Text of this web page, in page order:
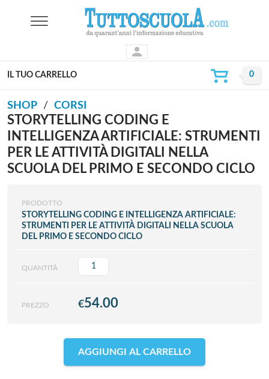
IL TUO CARRELLO
SHOP CORSI
STORYTELLING CODING E
INTELLIGENZA ARTIFICIALE: STRUMENTI
PER LE ATTIVITÀ DIGITALI NELLA
SCUOLA DEL PRIMO E SECONDO CICLO
PRODOTTO
STORYTELLING CODING E INTELLIGENZA ARTIFICIALE:
STRUMENTI PER LE ATTIVITÀ DIGITALI NELLA SCUOLA
DEL PRIMO E SECONDO CICLO
QUANTITÀ
PREZZO €54.00
AGGIUNGI AL CARRELLO